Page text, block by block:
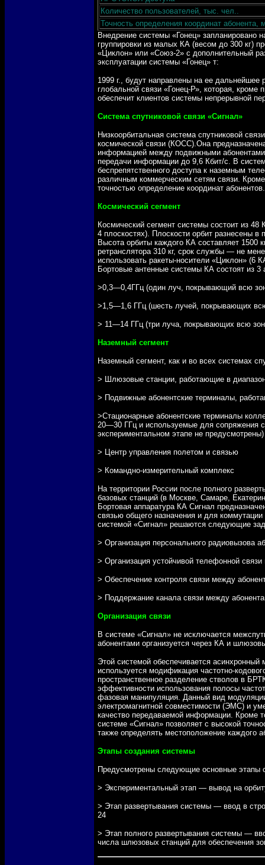
Количество пользователей, тыс. чел..
Точность определения координат абонента,
Внедрение системы «Гонец» запланировано
группировки из малых КА (весом до 300 кг)
«Циклон» или «Союз-2» с дополнительный
эксплуатации системы «Гонец» т:
1999 г., будут направлены на ее дальнейшее
глобальной связи «Гонец-Р», которая,
обеспечит клиентов системы непрерывной
Система спутниковой связи «Сигнал»
Низкоорбитальная система спутниковой
космической связи (КОСС).Она
информацией между подвижными
передачи информации до 9,6 Кбит/с. В
беспрепятственного доступа к наземным
различным коммерческим сетям связи.
точностью определение координат абонентов.
Космический сегмент
Космический сегмент системы состоит из
4 плоскостях). Плоскости орбит разнесены в
Высота орбиты каждого КА составляет 1500
ретранслятора 310 кг, срок службы — не
использовать ракеты-носители «Циклон» (6
Бортовые антенные системы КА состоят из 3
>0,3—0,4ГГц (один луч, покрывающий всю
>1,5—1,6 ГГц (шесть лучей, покрывающих
> 11—14 ГГц (три луча, покрывающих всю
Наземный сегмент
Наземный сегмент, как и во всех системах
> Шлюзовые станции, работающие в
> Подвижные абонентские терминалы,
>Стационарные абонентские терминалы
20—30 ГГц и используемые для сопряжения
экспериментальном этапе не предусмотрены)
> Центр управления полетом и связью
> Командно-измерительный комплекс
На территории России после полного
базовых станций (в Москве, Самаре,
Бортовая аппаратура КА Сигнал
связью общего назначения и для
системой «Сигнал» решаются следующие
> Организация персонального радиовызова
> Организация устойчивой телефонной
> Обеспечение контроля связи между
> Поддержание канала связи между
Организация связи
В системе «Сигнал» не исключается
абонентами организуется через КА и
Этой системой обеспечивается
используется модификация частотно-
пространственное разделение стволов в
эффективности использования полосы
фазовая манипуляция. Данный вид
электромагнитной совместимости (ЭМС) и
качество передаваемой информации. Кроме
системе «Сигнал» позволяет с высокой
также определять местоположение каждого
Этапы создания системы
Предусмотрены следующие основные этапы
> Экспериментальный этап — вывод на
> Этап развертывания системы — ввод в
24
> Этап полного развертывания системы —
числа шлюзовых станций для обеспечения